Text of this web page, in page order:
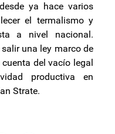
ya hace varios
el termalismo y
a nivel nacional.
una ley marco de
del vacío legal
productiva en
Strate.
para la presentación
cimbronazo por la